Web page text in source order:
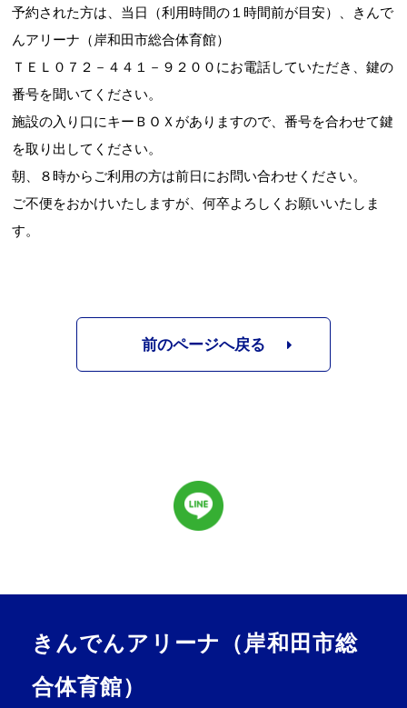
予約された方は、当日（利用時間の１時間前が目安）、きんで
んアリーナ（岸和田市総合体育館）
ＴＥＬ０７２－４４１－９２００にお電話していただき、鍵の
番号を聞いてください。
施設の入り口にキーＢＯＸがありますので、番号を合わせて鍵
を取り出してください。
朝、８時からご利用の方は前日にお問い合わせください。
ご不便をおかけいたしますが、何卒よろしくお願いいたしま
す。
前のページへ戻る
きんでんアリーナ（岸和田市総
合体育館）